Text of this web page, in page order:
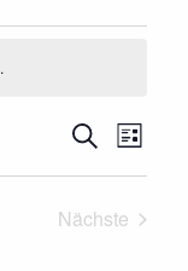
Suche
und
Ansichten,
SucheListe
Nächste